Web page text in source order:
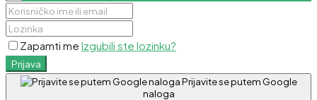
Zapamti me Izgubili ste lozinku?
Prijava
Prijavite se putem Google
naloga